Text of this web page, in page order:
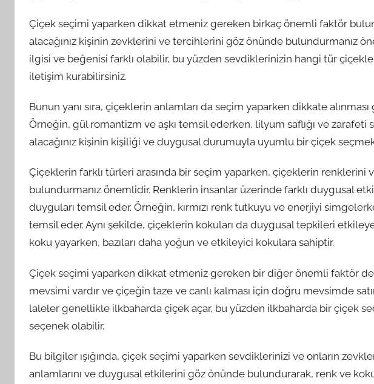
Çiçek seçimi yaparken dikkat etmeniz gereken birkaç önemli faktör
alacağınız kişinin zevklerini ve tercihlerini göz önünde bulundurmanız
ilgisi ve beğenisi farklı olabilir, bu yüzden sevdiklerinizin hangi tür
iletişim kurabilirsiniz.
Bunun yanı sıra, çiçeklerin anlamları da seçim yaparken dikkate
Örneğin, gül romantizm ve aşkı temsil ederken, lilyum saflığı ve
alacağınız kişinin kişiliği ve duygusal durumuyla uyumlu bir çiçek
Çiçeklerin farklı türleri arasında bir seçim yaparken, çiçeklerin renklerini
bulundurmanız önemlidir. Renklerin insanlar üzerinde farklı duygusal
duyguları temsil eder. Örneğin, kırmızı renk tutkuyu ve enerjiyi
temsil eder. Aynı şekilde, çiçeklerin kokuları da duygusal tepkileri
koku yayarken, bazıları daha yoğun ve etkileyici kokulara sahiptir.
Çiçek seçimi yaparken dikkat etmeniz gereken bir diğer önemli faktör
mevsimi vardır ve çiçeğin taze ve canlı kalması için doğru mevsimde
laleler genellikle ilkbaharda çiçek açar, bu yüzden ilkbaharda bir çiçek
seçenek olabilir.
Bu bilgiler ışığında, çiçek seçimi yaparken sevdiklerinizi ve onların
anlamlarını ve duygusal etkilerini göz önünde bulundurarak, renk ve